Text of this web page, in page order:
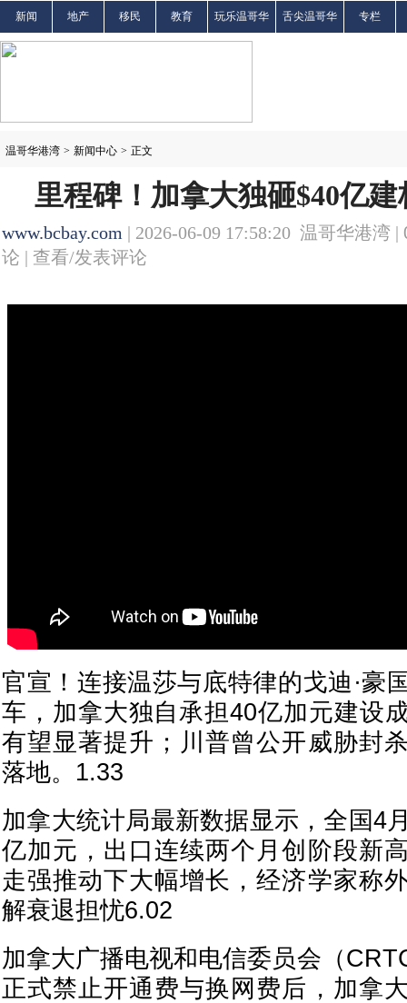
新闻 地产 移民 教育 玩乐温哥华 舌尖温哥华 专栏
温哥华港湾 > 新闻中心 > 正文
里程碑！加拿大独砸$40亿
www.bcbay.com | 2026-06-09 17:58:20 温哥华港湾 |
论 | 查看/发表评论
官宣！连接温莎与底特律的戈迪·豪
车，加拿大独自承担40亿加元建设
有望显著提升；川普曾公开威胁封
落地。1.33
加拿大统计局最新数据显示，全国4
亿加元，出口连续两个月创阶段新
走强推动下大幅增长，经济学家称
解衰退担忧6.02
加拿大广播电视和电信委员会（
正式禁止开通费与换网费后，加拿